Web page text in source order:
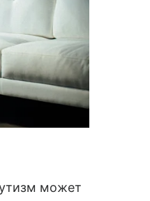
может